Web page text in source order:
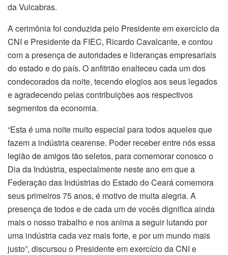
da Vulcabras.
A cerimônia foi conduzida pelo Presidente em exercício da
CNI e Presidente da FIEC, Ricardo Cavalcante, e contou
com a presença de autoridades e lideranças empresariais
do estado e do país. O anfitrião enalteceu cada um dos
condecorados da noite, tecendo elogios aos seus legados
e agradecendo pelas contribuições aos respectivos
segmentos da economia.
“Esta é uma noite muito especial para todos aqueles que
fazem a indústria cearense. Poder receber entre nós essa
legião de amigos tão seletos, para comemorar conosco o
Dia da Indústria, especialmente neste ano em que a
Federação das Indústrias do Estado do Ceará comemora
seus primeiros 75 anos, é motivo de muita alegria. A
presença de todos e de cada um de vocês dignifica ainda
mais o nosso trabalho e nos anima a seguir lutando por
uma indústria cada vez mais forte, e por um mundo mais
justo”, discursou o Presidente em exercício da CNI e